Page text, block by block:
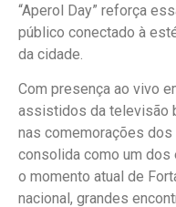
“Aperol Day” reforça
público conectado à
da cidade.
Com presença ao vivo
assistidos da televisão
nas comemorações
consolida como um
o momento atual de
nacional, grandes